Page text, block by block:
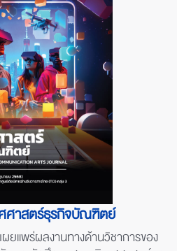
ศศาสตร์ธุรกิจบัณฑิตย์
ผยแพร่ผลงานทางด้านวิชาการของ